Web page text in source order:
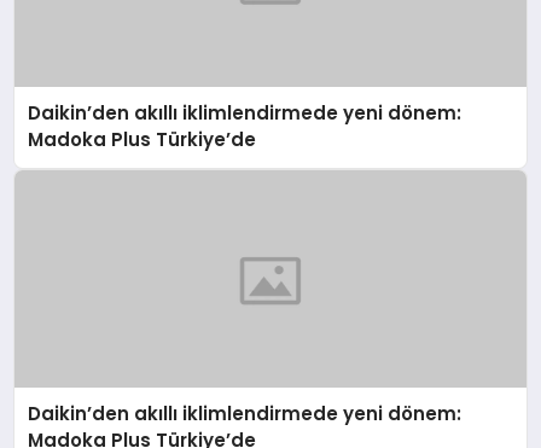
Daikin’den akıllı iklimlendirmede yeni dönem:
Madoka Plus Türkiye’de
Daikin’den akıllı iklimlendirmede yeni dönem:
Madoka Plus Türkiye’de